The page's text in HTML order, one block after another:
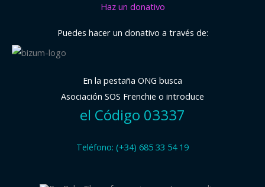
Haz un donativo
Puedes hacer un donativo a través de:
En la pestaña ONG busca
Asociación SOS Frenchie o introduce
el Código 03337
Teléfono: (+34) 685 33 54 19